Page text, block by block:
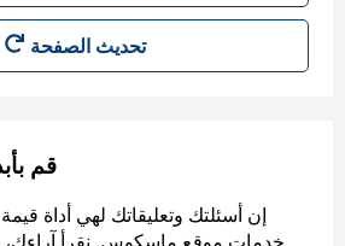
تحديث الصفحة
قم
إن أسئلتك وتعليقاتك لهي أداة